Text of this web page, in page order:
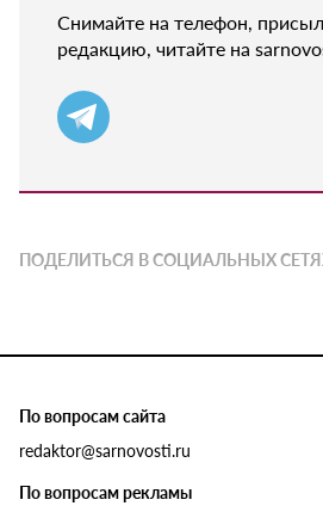
Снимайте на телефон,
редакцию, читайте на
ПОДЕЛИТЬСЯ В СОЦИАЛЬНЫХ
По вопросам сайта
redaktor@sarnovosti.ru
По вопросам рекламы